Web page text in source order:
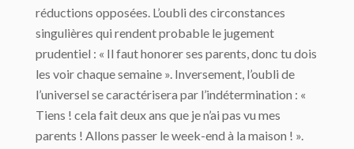
réductions opposées. L’oubli des circonstances
singulières qui rendent probable le jugement
prudentiel : « Il faut honorer ses parents, donc tu dois
les voir chaque semaine ». Inversement, l’oubli de
l’universel se caractérisera par l’indétermination : «
Tiens ! cela fait deux ans que je n’ai pas vu mes
parents ! Allons passer le week-end à la maison ! ».